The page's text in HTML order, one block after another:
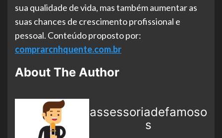
sua qualidade de vida, mas também aumentar as
suas chances de crescimento profissional e
pessoal. Conteúdo proposto por:
comprarcnhquente.com.br
About The Author
assessoriadefamoso
s